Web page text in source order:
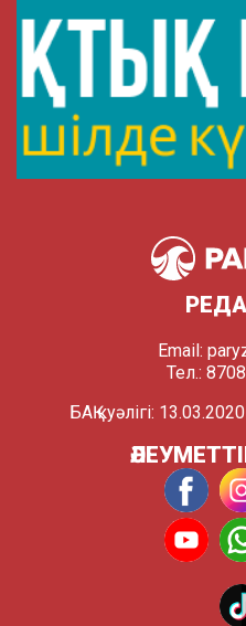
Email:
Тел.:
БАҚ куәлігі: